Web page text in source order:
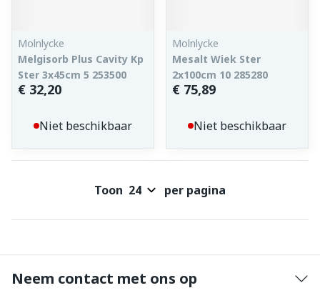
Molnlycke
Melgisorb Plus Cavity Kp
Ster 3x45cm 5 253500
€ 32,20
Niet beschikbaar
Molnlycke
Mesalt Wiek Ster
2x100cm 10 285280
€ 75,89
Niet beschikbaar
Toon per pagina
Neem contact met ons op